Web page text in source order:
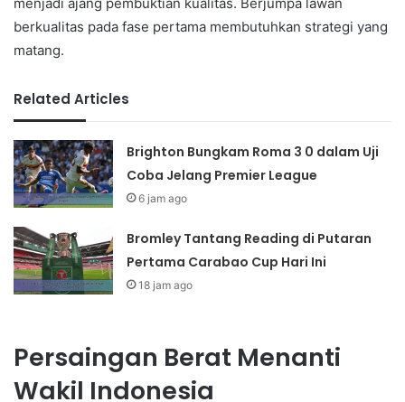
menjadi ajang pembuktian kualitas. Berjumpa lawan
berkualitas pada fase pertama membutuhkan strategi yang
matang.
Related Articles
Brighton Bungkam Roma 3 0 dalam Uji
Coba Jelang Premier League
6 jam ago
Bromley Tantang Reading di Putaran
Pertama Carabao Cup Hari Ini
18 jam ago
Persaingan Berat Menanti
Wakil Indonesia